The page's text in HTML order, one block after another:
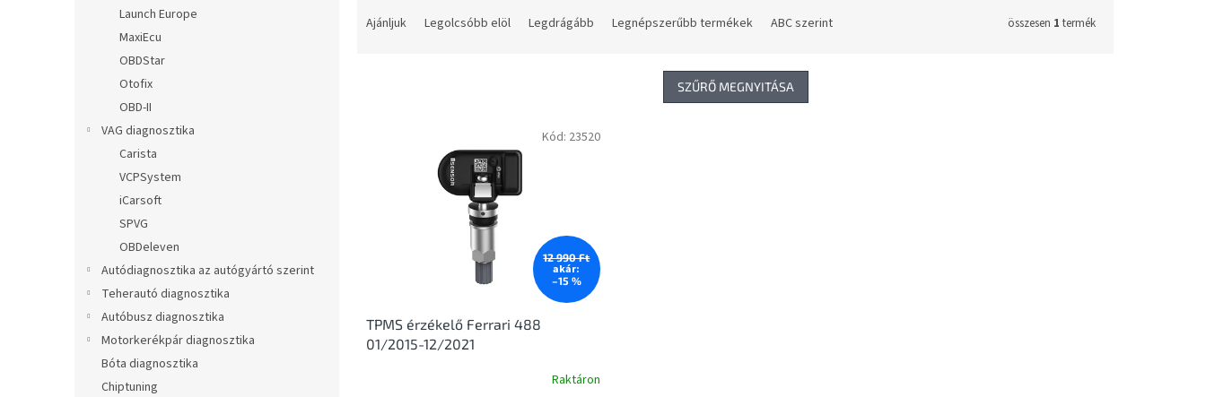
Launch Europe
MaxiEcu
OBDStar
Otofix
OBD-II
VAG diagnosztika
Carista
VCPSystem
iCarsoft
SPVG
OBDeleven
Autódiagnosztika az autógyártó szerint
Teherautó diagnosztika
Autóbusz diagnosztika
Motorkerékpár diagnosztika
Bóta diagnosztika
Chiptuning
Ajánljuk Legolcsóbb elöl Legdrágább Legnépszerűbb termékek ABC szerint összesen 1 termék
SZŰRŐ MEGNYITÁSA
12 990 Ft
akár:
–15 %
TPMS érzékelő Ferrari 488
01/2015-12/2021
Raktáron
Kód: 23520